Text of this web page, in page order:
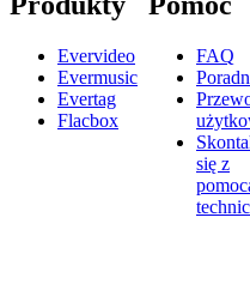
Evervideo
Evermusic
Evertag
Flacbox
FAQ
się z